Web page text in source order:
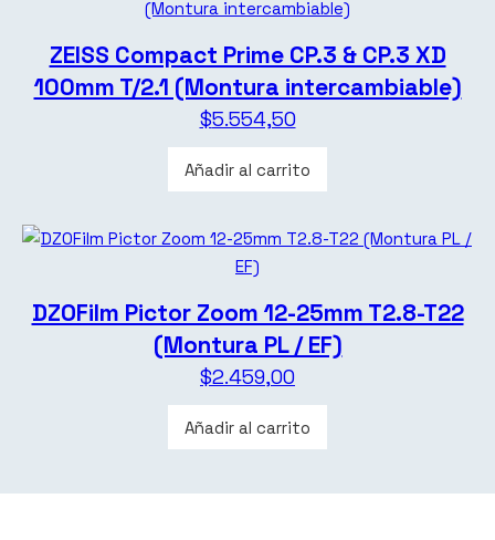
ZEISS Compact Prime CP.3 & CP.3 XD
100mm T/2.1 (Montura intercambiable)
$5.554,50
Añadir al carrito
DZOFilm Pictor Zoom 12-25mm T2.8-T22
(Montura PL / EF)
$2.459,00
Añadir al carrito